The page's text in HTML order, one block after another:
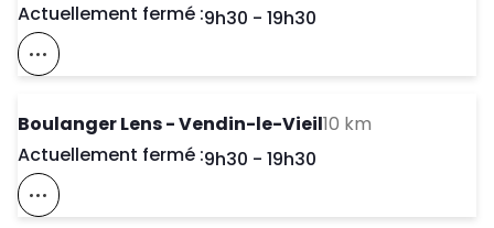
Actuellement fermé :Day of the Week
9h30 - 19h30
Voir Ce Magasin Sur La Carte
Boulanger Lens - Vendin-le-Vieil10 km
Actuellement fermé :Day of the Week
9h30 - 19h30
Voir Ce Magasin Sur La Carte